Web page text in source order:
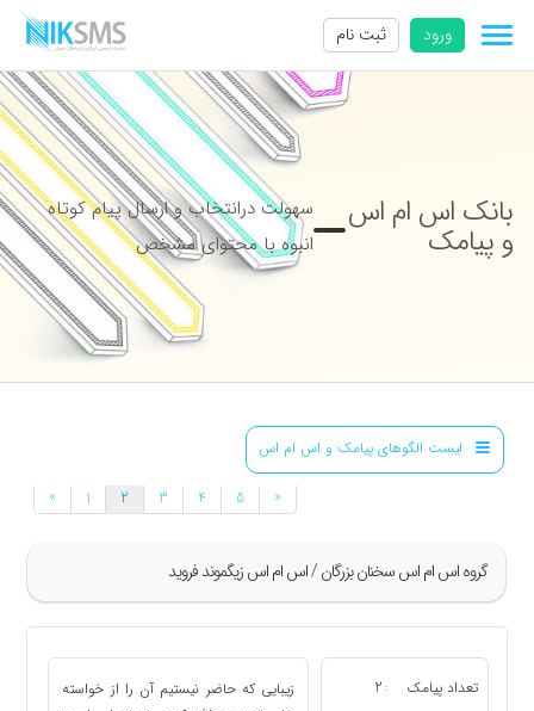
ورود ثبت نام
بانک اس ام اس
و پیامک
سهولت درانتخاب و ارسال پیام کوتاه
انبوه با محتوای مشخص
لیست الگوهای پیامک و اس ام اس
گروه اس ام اس سخنان بزرگان / اس ام اس زیگموند فروید
» 1 2 3 4 5 «
تعداد پیامک :
2
زیبایی كه حاضر نیستیم آن را از خواسته